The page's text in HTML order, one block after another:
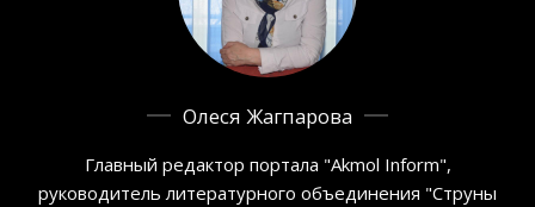
Олеся Жагпарова
Главный редактор портала "Akmol Inform",
руководитель литературного объединения "Струны